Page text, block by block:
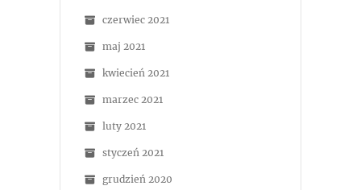
czerwiec 2021
maj 2021
kwiecień 2021
marzec 2021
luty 2021
styczeń 2021
grudzień 2020